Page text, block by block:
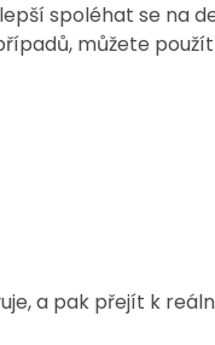
spoléhat se na
můžete
a pak přejít k